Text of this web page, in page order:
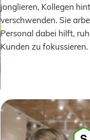
jonglieren, Kollegen
verschwenden. Sie
Personal dabei hilft,
Kunden zu fokussieren.